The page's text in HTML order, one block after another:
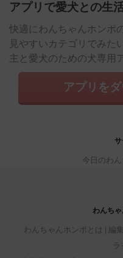
アプリで愛犬との生
快適にわんちゃんホンポ
見やすいカテゴリでみた
主と愛犬のための犬専用
アプリを
今日のわ
わんち
わんちゃんホンポとは 編
ラ